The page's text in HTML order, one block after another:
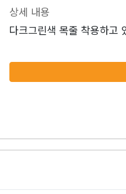
상세 내용
다크그린색 목줄 착용하고